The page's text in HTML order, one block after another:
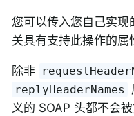
您可以传入您自己实现
关具有支持此操作的属
除非
replyHeaderNames
义的 SOAP 头都不会